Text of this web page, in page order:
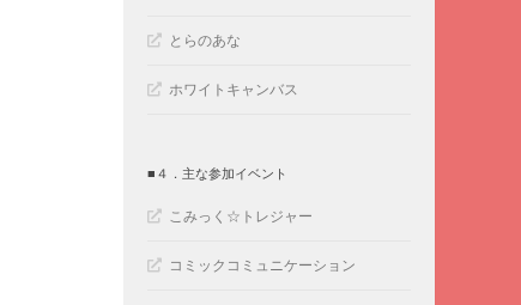
とらのあな
ホワイトキャンバス
■４．主な参加イベント
こみっく☆トレジャー
コミックコミュニケーション